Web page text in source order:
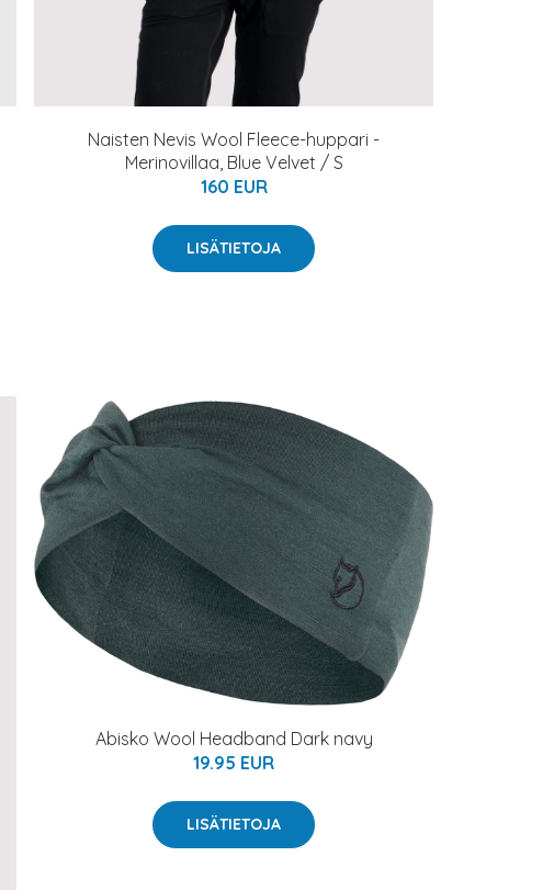
Naisten Nevis Wool Fleece-huppari -
Merinovillaa, Blue Velvet / S
160 EUR
LISÄTIETOJA
Abisko Wool Headband Dark navy
19.95 EUR
LISÄTIETOJA